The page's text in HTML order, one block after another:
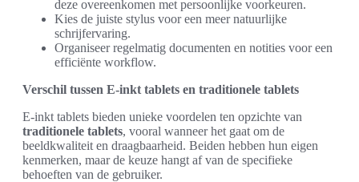
deze overeenkomen met persoonlijke voorkeuren.
Kies de juiste stylus voor een meer natuurlijke
schrijfervaring.
Organiseer regelmatig documenten en notities voor een
efficiënte workflow.
Verschil tussen E-inkt tablets en traditionele tablets
E-inkt tablets bieden unieke voordelen ten opzichte van
traditionele tablets, vooral wanneer het gaat om de
beeldkwaliteit en draagbaarheid. Beiden hebben hun eigen
kenmerken, maar de keuze hangt af van de specifieke
behoeften van de gebruiker.